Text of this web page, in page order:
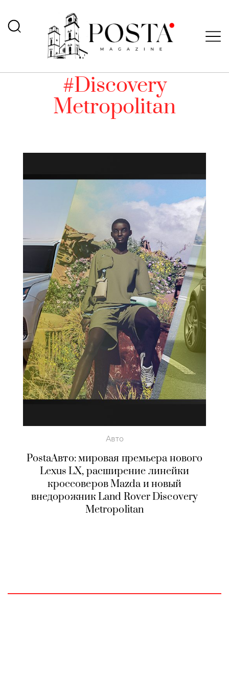
#Discovery
Metropolitan
Авто
PostaАвто: мировая премьера нового
Lexus LX, расширение линейки
кроссоверов Mazda и новый
внедорожник Land Rover Discovery
Metropolitan